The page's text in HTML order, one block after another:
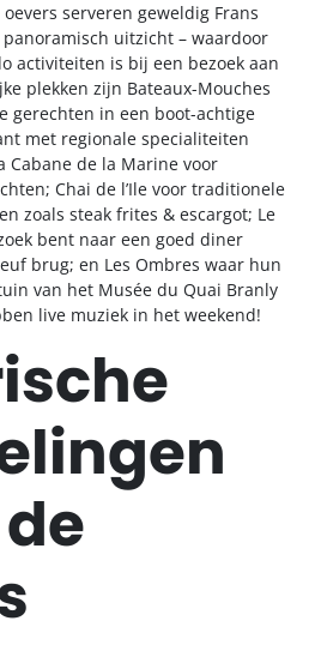
serveren geweldig Frans
uitzicht – waardoor
activiteiten is bij een bezoek aan
plekken zijn Bateaux-Mouches
gerechten in een boot-achtige
met regionale specialiteiten
Cabane de la Marine voor
Chai de l’Ile voor traditionele
zoals steak frites & escargot; Le
bent naar een goed diner
brug; en Les Ombres waar hun
van het Musée du Quai Branly
live muziek in het weekend!